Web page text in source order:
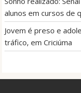
alunos em cursos de
Jovem é preso e
tráfico, em Criciúma